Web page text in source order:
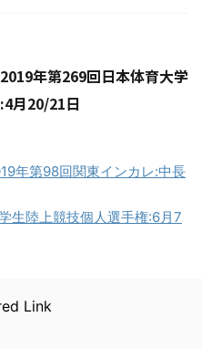
2019年第269回日本体育大学
月20/21日
年第98回関東インカレ:中長
生陸上競技個人選手権:6月7
Link